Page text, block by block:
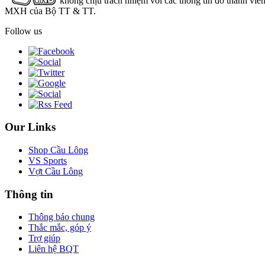
MXH của Bộ TT & TT.
Follow us
Our Links
Shop Cầu Lông
VS Sports
Vợt Cầu Lông
Thông tin
Thông báo chung
Thắc mắc, góp ý
Trợ giúp
Liên hệ BQT